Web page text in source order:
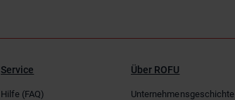
Service
Hilfe (FAQ)
Über ROFU
Unternehmensgeschichte